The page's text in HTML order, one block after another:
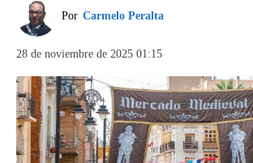
Por Carmelo Peralta
28 de noviembre de 2025 01:15